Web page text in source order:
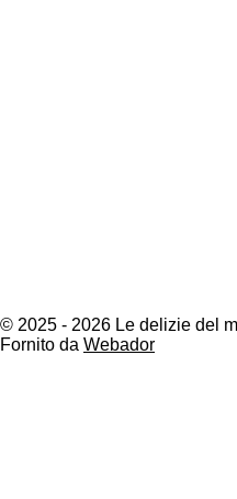
© 2025 - 2026 Le delizie del
Fornito da Webador